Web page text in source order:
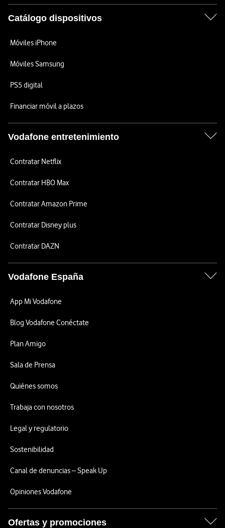
Catálogo dispositivos
Móviles iPhone
Móviles Samsung
PS5 digital
Financiar móvil a plazos
Vodafone entretenimiento
Contratar Netflix
Contratar HBO Max
Contratar Amazon Prime
Contratar Disney plus
Contratar DAZN
Vodafone España
App Mi Vodafone
Blog Vodafone Conéctate
Plan Amigo
Sala de Prensa
Quiénes somos
Trabaja con nosotros
Legal y regulatorio
Sostenibilidad
Canal de denuncias – Speak Up
Opiniones Vodafone
Ofertas y promociones